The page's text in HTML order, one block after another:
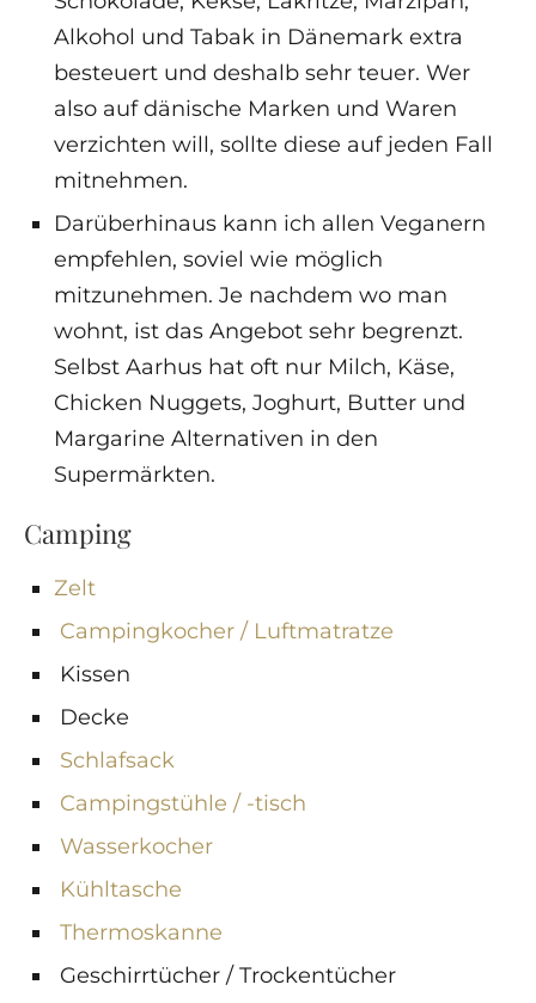
Alkohol und Tabak in Dänemark extra
besteuert und deshalb sehr teuer. Wer
also auf dänische Marken und Waren
verzichten will, sollte diese auf jeden Fall
mitnehmen.
Darüberhinaus kann ich allen Veganern
empfehlen, soviel wie möglich
mitzunehmen. Je nachdem wo man
wohnt, ist das Angebot sehr begrenzt.
Selbst Aarhus hat oft nur Milch, Käse,
Chicken Nuggets, Joghurt, Butter und
Margarine Alternativen in den
Supermärkten.
Camping
Zelt
Campingkocher / Luftmatratze
Kissen
Decke
Schlafsack
Campingstühle / -tisch
Wasserkocher
Kühltasche
Thermoskanne
Geschirrtücher / Trockentücher